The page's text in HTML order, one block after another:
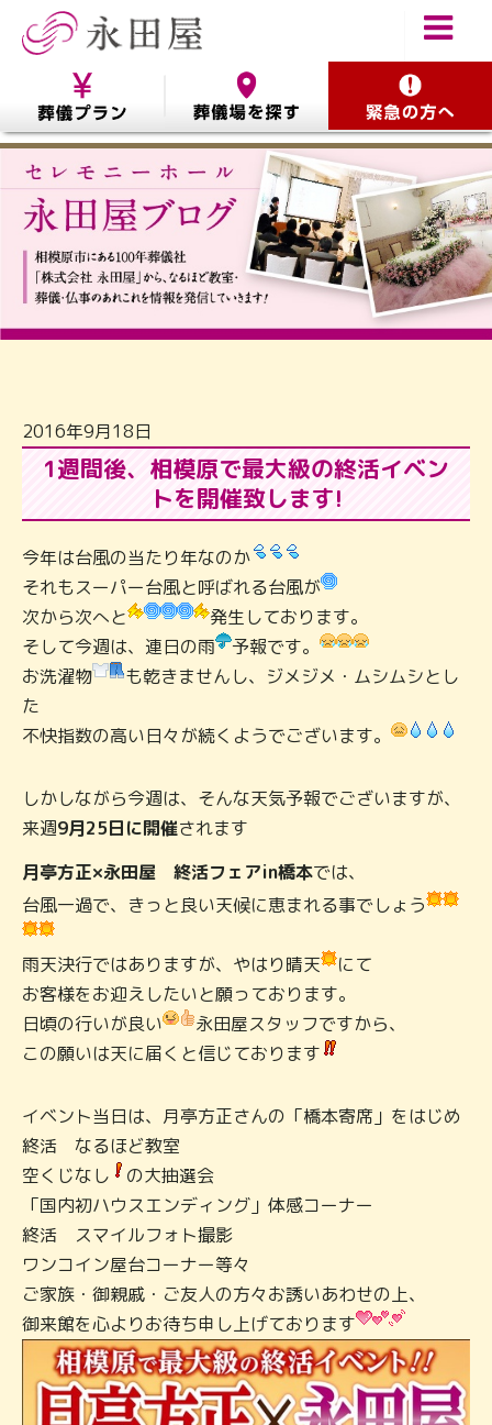
2016年9月18日
1週間後、相模原で最大級の終活イベン
トを開催致します!
今年は台風の当たり年なのか
それもスーパー台風と呼ばれる台風が
次から次へと
発生しております。
そして今週は、連日の雨
予報です。
お洗濯物
も乾きませんし、ジメジメ・ムシムシとし
た
不快指数の高い日々が続くようでございます。
しかしながら今週は、そんな天気予報でございますが、
来週9月25日に開催されます
月亭方正×永田屋 終活フェアin橋本では、
台風一過で、きっと良い天候に恵まれる事でしょう
雨天決行ではありますが、やはり晴天
にて
お客様をお迎えしたいと願っております。
日頃の行いが良い
永田屋スタッフですから、
この願いは天に届くと信じております
イベント当日は、月亭方正さんの「橋本寄席」をはじめ
終活 なるほど教室
空くじなし
の大抽選会
「国内初ハウスエンディング」体感コーナー
終活 スマイルフォト撮影
ワンコイン屋台コーナー等々
ご家族・御親戚・ご友人の方々お誘いあわせの上、
御来館を心よりお待ち申し上げております